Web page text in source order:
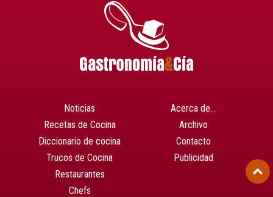
Noticias
Recetas de Cocina
Diccionario de cocina
Trucos de Cocina
Restaurantes
Chefs
Acerca de…
Archivo
Contacto
Publicidad